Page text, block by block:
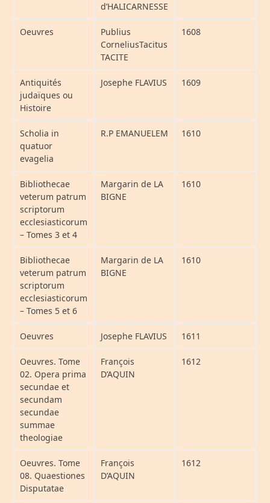
d’HALICARNESSE
Oeuvres
Publius
CorneliusTacitus
TACITE
1608
Antiquités
judaïques ou
Histoire
Josephe FLAVIUS 1609
Scholia in
quatuor
evagelia
R.P EMANUELEM 1610
Bibliothecae
veterum patrum
scriptorum
ecclesiasticorum
– Tomes 3 et 4
Margarin de LA
BIGNE
1610
Bibliothecae
veterum patrum
scriptorum
ecclesiasticorum
– Tomes 5 et 6
Margarin de LA
BIGNE
1610
Oeuvres Josephe FLAVIUS 1611
Oeuvres. Tome
02. Opera prima
secundae et
secundam
secundae
summae
theologiae
François
D’AQUIN
1612
Oeuvres. Tome
08. Quaestiones
Disputatae
François
D’AQUIN
1612